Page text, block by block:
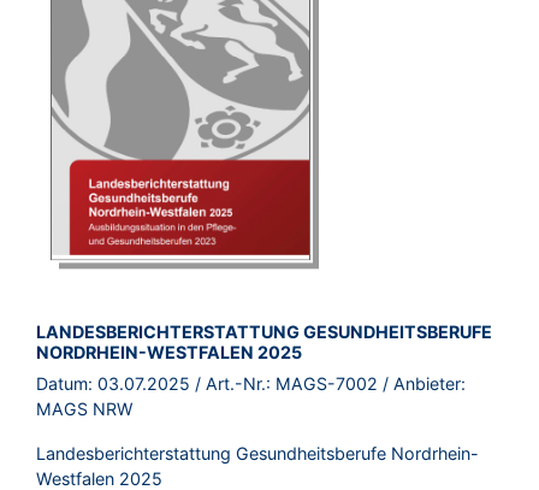
BROSCHÜRE:
LANDESBERICHTERSTATTUNG GESUNDHEITSBERUFE
NORDRHEIN-WESTFALEN 2025
Datum: 03.07.2025 / Art.-Nr.: MAGS-7002 / Anbieter:
MAGS NRW
Landesberichterstattung Gesundheitsberufe Nordrhein-
Westfalen 2025